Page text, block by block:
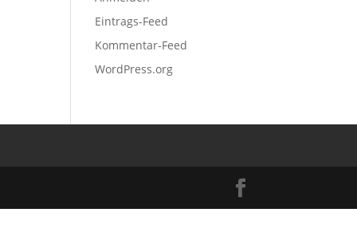
Eintrags-Feed
Kommentar-Feed
WordPress.org